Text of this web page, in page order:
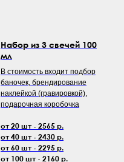
Набор из 3 свечей 100
мл
В стоимость входит подбор
баночек, брендирование
наклейкой (гравировкой),
подарочная коробочка
от 20 шт - 2565 р.
от 40 шт - 2430 р.
от 60 шт - 2295 р.
от 100 шт - 2160 р.